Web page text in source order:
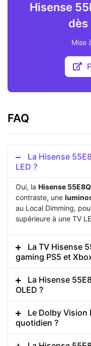
Hisense
dès
Mise
FAQ
La Hisense
LED ?
Oui, la Hisense 55E8Q
contraste, une
au Local Dimming,
supérieure à une TV
La TV Hisense
gaming PS5 et
La Hisense
OLED ?
Le Dolby Vision
quotidien ?